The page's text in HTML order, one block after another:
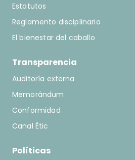
Estatutos
Reglamento disciplinario
El bienestar del caballo
Transparencia
Auditoría externa
Memorándum
Conformidad
Canal Ètic
Políticas